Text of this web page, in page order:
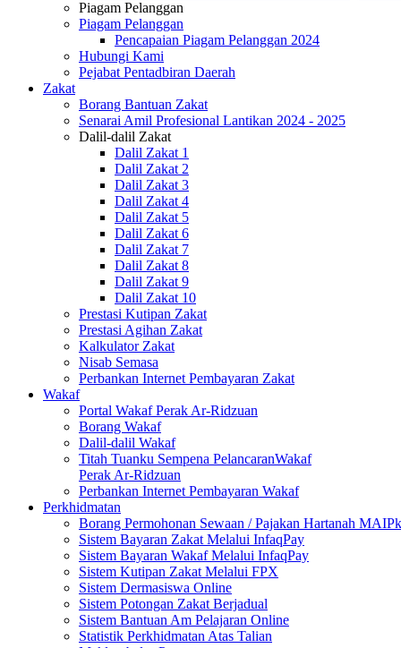
Piagam Pelanggan
Piagam Pelanggan
Pencapaian Piagam Pelanggan 2024
Hubungi Kami
Pejabat Pentadbiran Daerah
Zakat
Borang Bantuan Zakat
Senarai Amil Profesional Lantikan 2024 - 2025
Dalil-dalil Zakat
Dalil Zakat 1
Dalil Zakat 2
Dalil Zakat 3
Dalil Zakat 4
Dalil Zakat 5
Dalil Zakat 6
Dalil Zakat 7
Dalil Zakat 8
Dalil Zakat 9
Dalil Zakat 10
Prestasi Kutipan Zakat
Prestasi Agihan Zakat
Kalkulator Zakat
Nisab Semasa
Perbankan Internet Pembayaran Zakat
Wakaf
Portal Wakaf Perak Ar-Ridzuan
Borang Wakaf
Dalil-dalil Wakaf
Titah Tuanku Sempena PelancaranWakaf
Perak Ar-Ridzuan
Perbankan Internet Pembayaran Wakaf
Perkhidmatan
Borang Permohonan Sewaan / Pajakan Hartanah MAIPk
Sistem Bayaran Zakat Melalui InfaqPay
Sistem Bayaran Wakaf Melalui InfaqPay
Sistem Kutipan Zakat Melalui FPX
Sistem Dermasiswa Online
Sistem Potongan Zakat Berjadual
Sistem Bantuan Am Pelajaran Online
Statistik Perkhidmatan Atas Talian